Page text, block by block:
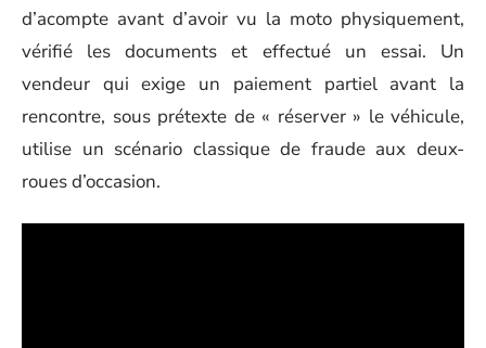
d’acompte avant d’avoir vu la moto physiquement,
vérifié les documents et effectué un essai. Un
vendeur qui exige un paiement partiel avant la
rencontre, sous prétexte de « réserver » le véhicule,
utilise un scénario classique de fraude aux deux-
roues d’occasion.